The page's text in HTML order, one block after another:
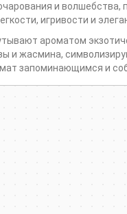
и
игривости и
ароматом
и жасмина,
запоминающимся и